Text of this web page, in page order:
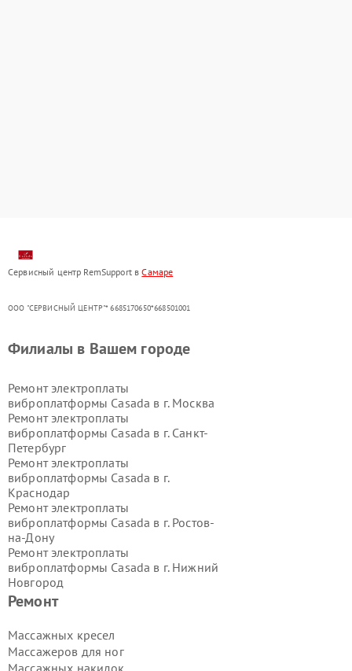
Сервисный центр RemSupport вСамаре
ООО "СЕРВИСНЫЙ ЦЕНТР"* 6685170650*668501001
Ремонт
Массажных кресел
Массажеров для ног
Массажных накидок
Филиалы в Вашем городе
Ремонт электроплаты
виброплатформы Casada в г. Москва
Ремонт электроплаты
виброплатформы Casada в г. Санкт-
Петербург
Ремонт электроплаты
виброплатформы Casada в г.
Краснодар
Ремонт электроплаты
виброплатформы Casada в г. Ростов-
на-Дону
Ремонт электроплаты
виброплатформы Casada в г. Нижний
Новгород
Ремонт электроплаты
Новосибирск
Ремонт электроплаты
виброплатформы Casada в г.